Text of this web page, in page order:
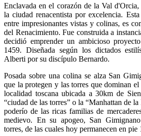
Enclavada en el corazón de la Val d'Orcia,
la ciudad renacentista por excelencia.
entre impresionantes vistas y colinas, es
del Renacimiento. Fue construida a
decidió emprender un ambicioso
1459. Diseñada según los dictados
Alberti por su discípulo Bernardo.
Posada sobre una colina se alza San
que la protegen y las torres que dominan
localidad toscana ubicada a 30km de
“ciudad de las torres” o la “Manhattan de
poderío de las ricas familias de
medievo. En su apogeo, San
torres, de las cuales hoy permanecen en pie